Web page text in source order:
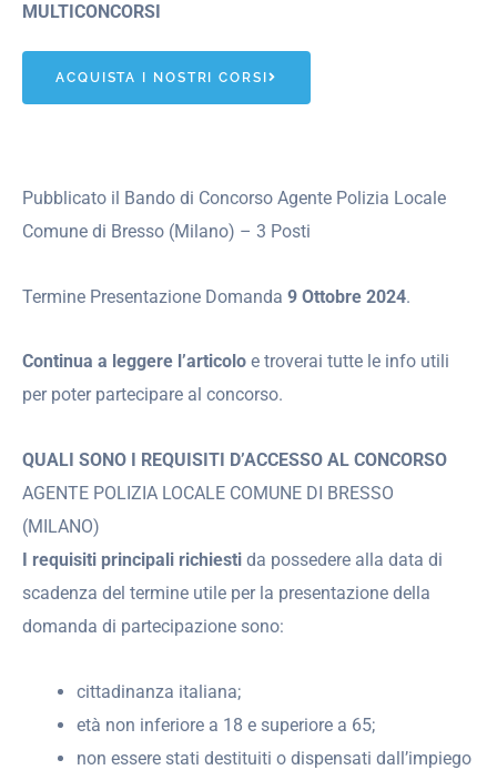
MULTICONCORSI
ACQUISTA I NOSTRI CORSI
Pubblicato il Bando di Concorso Agente Polizia Locale
Comune di Bresso (Milano) – 3 Posti
Termine Presentazione Domanda 9 Ottobre 2024.
Continua a leggere l’articolo e troverai tutte le info utili
per poter partecipare al concorso.
QUALI SONO I REQUISITI D’ACCESSO AL CONCORSO
AGENTE POLIZIA LOCALE COMUNE DI BRESSO
(MILANO)
I requisiti principali richiesti da possedere alla data di
scadenza del termine utile per la presentazione della
domanda di partecipazione sono:
cittadinanza italiana;
età non inferiore a 18 e superiore a 65;
non essere stati destituiti o dispensati dall’impiego